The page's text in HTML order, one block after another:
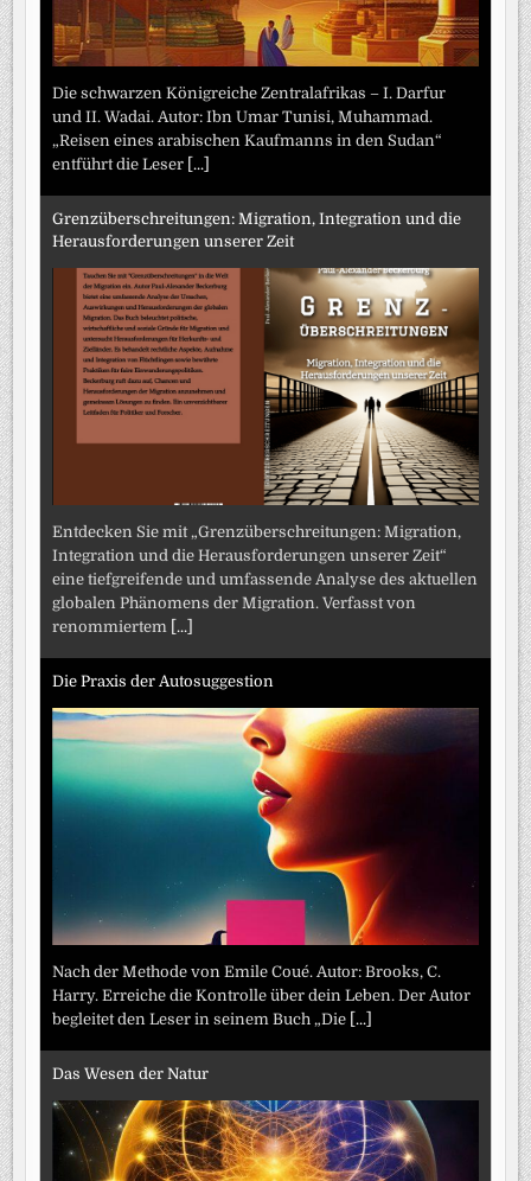
Die schwarzen Königreiche Zentralafrikas – I. Darfur
und II. Wadai. Autor: Ibn Umar Tunisi, Muhammad.
„Reisen eines arabischen Kaufmanns in den Sudan“
entführt die Leser [...]
Grenzüberschreitungen: Migration, Integration und die
Herausforderungen unserer Zeit
Entdecken Sie mit „Grenzüberschreitungen: Migration,
Integration und die Herausforderungen unserer Zeit“
eine tiefgreifende und umfassende Analyse des aktuellen
globalen Phänomens der Migration. Verfasst von
renommiertem [...]
Die Praxis der Autosuggestion
Nach der Methode von Emile Coué. Autor: Brooks, C.
Harry. Erreiche die Kontrolle über dein Leben. Der Autor
begleitet den Leser in seinem Buch „Die [...]
Das Wesen der Natur